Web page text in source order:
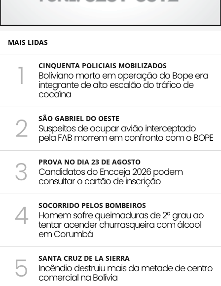
MAIS LIDAS
1 CINQUENTA POLICIAIS MOBILIZADOS
Boliviano morto em operação do Bope era
integrante de alto escalão do tráfico de
cocaína
2 SÃO GABRIEL DO OESTE
Suspeitos de ocupar avião interceptado
pela FAB morrem em confronto com o BOPE
3 PROVA NO DIA 23 DE AGOSTO
Candidatos do Encceja 2026 podem
consultar o cartão de inscrição
4 SOCORRIDO PELOS BOMBEIROS
Homem sofre queimaduras de 2º grau ao
tentar acender churrasqueira com álcool
em Corumbá
5 SANTA CRUZ DE LA SIERRA
Incêndio destruiu mais da metade de centro
comercial na Bolívia